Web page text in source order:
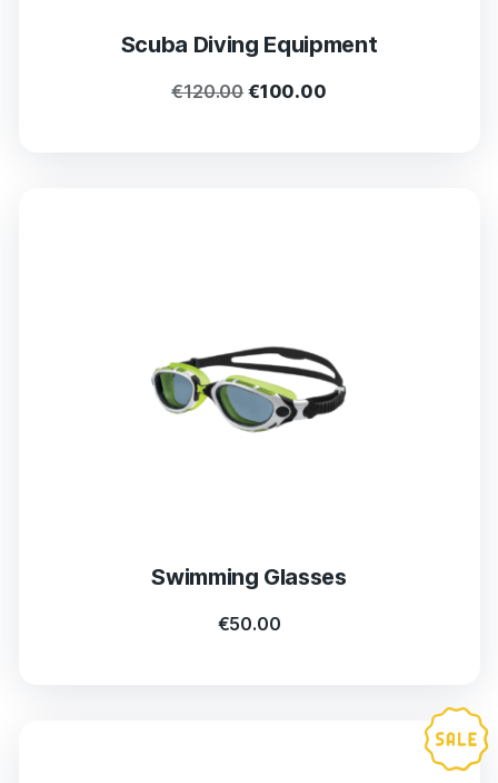
Scuba Diving Equipment
€120.00 €100.00
Swimming Glasses
€50.00